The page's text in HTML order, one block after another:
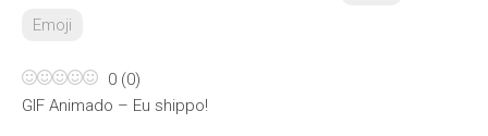
Emoji
0 (0)
GIF Animado – Eu shippo!